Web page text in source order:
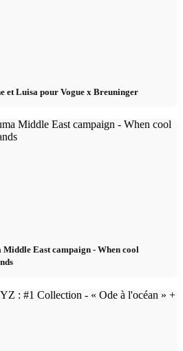
et Luisa pour Vogue x Breuninger
East campaign - When cool